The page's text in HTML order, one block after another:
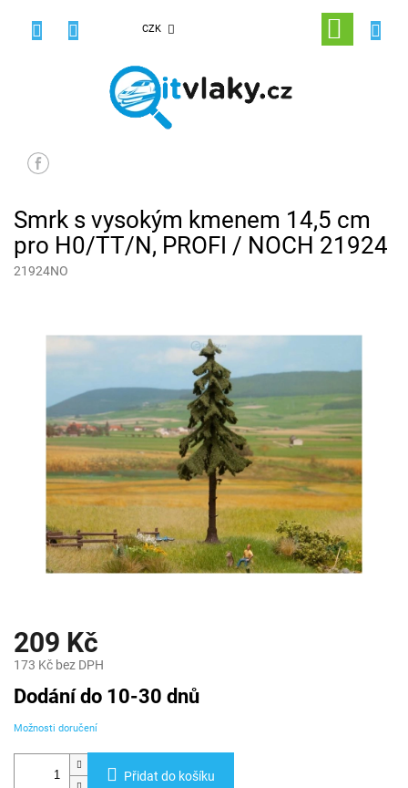
CZK
NÁKUPNÍ
KOŠÍK
Smrk s vysokým kmenem 14,5 cm
pro H0/TT/N, PROFI / NOCH 21924
21924NO
209 Kč
173 Kč bez DPH
Měrná
cena:
Dodání do 10-30 dnů
Možnosti doručení
Přidat do košíku